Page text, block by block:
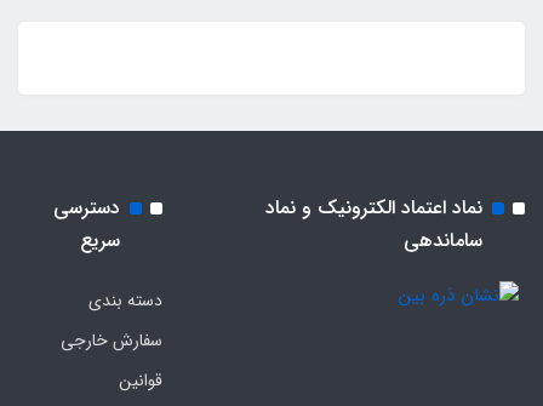
نماد اعتماد الکترونیک و نماد
ساماندهی
دسترسی
سریع
دسته بندی
سفارش خارجی
قوانین